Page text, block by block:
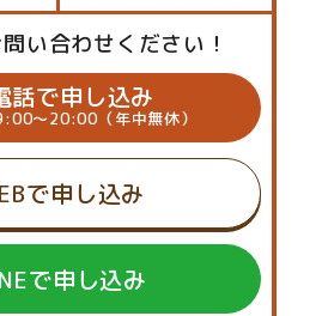
い合わせください！
話で申し込み
～20:00（年中無休）
で申し込み
で申し込み